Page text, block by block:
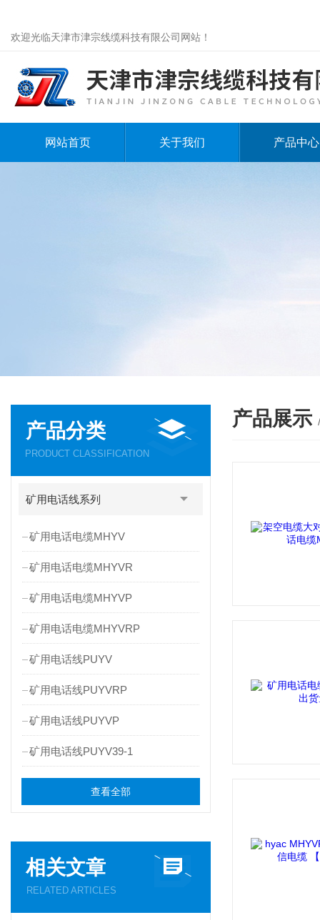
欢迎光临天津市津宗线缆科技有限公司网站！
网站首页 关于我们 产品中心
产品分类
PRODUCT CLASSIFICATION
矿用电话线系列
矿用电话电缆MHYV
矿用电话电缆MHYVR
矿用电话电缆MHYVP
矿用电话电缆MHYVRP
矿用电话线PUYV
矿用电话线PUYVRP
矿用电话线PUYVP
矿用电话线PUYV39-1
查看全部
相关文章
RELATED ARTICLES
产品展示